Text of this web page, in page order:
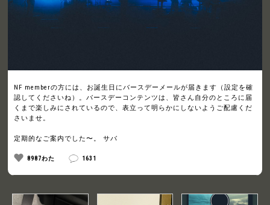
NF memberの方には、お誕生日にバースデーメールが届きます（設定を確
認してくださいね）。バースデーコンテンツは、皆さん自分のところに届
くまで楽しみにされているので、表立って明らかにしないようご配慮くだ
さいませ。
定期的なご案内でした〜。 サバ
8987わた 1631